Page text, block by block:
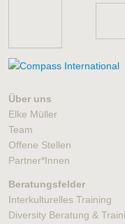
Über uns
Elke Müller
Team
Offene Stellen
Partner*Innen
Beratungsfelder
Interkulturelles Training
Diversity Beratung &